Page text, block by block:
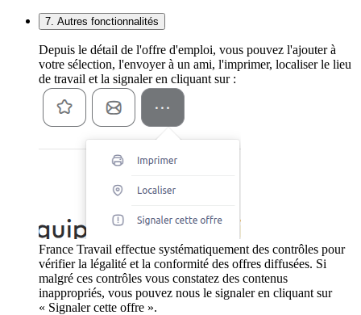
7. Autres fonctionnalités
Depuis le détail de l'offre d'emploi, vous pouvez l'ajouter à
votre sélection, l'envoyer à un ami, l'imprimer, localiser le lieu
de travail et la signaler en cliquant sur :
France Travail effectue systématiquement des contrôles pour
vérifier la légalité et la conformité des offres diffusées. Si
malgré ces contrôles vous constatez des contenus
inappropriés, vous pouvez nous le signaler en cliquant sur
« Signaler cette offre ».